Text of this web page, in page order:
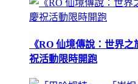
《RO 仙境傳說：世界
祝活動限時開跑